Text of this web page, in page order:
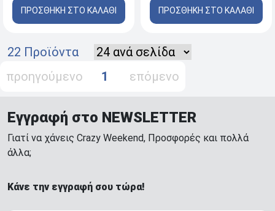
ΠΡΟΣΘΗΚΗ ΣΤΟ ΚΑΛΑΘΙ ΠΡΟΣΘΗΚΗ ΣΤΟ ΚΑΛΑΘΙ
22 Προϊόντα
προηγούμενο
1 επόμενο
Εγγραφή στο NEWSLETTER
Γιατί να χάνεις Crazy Weekend, Προσφορές και πολλά
άλλα;
Κάνε την εγγραφή σου τώρα!